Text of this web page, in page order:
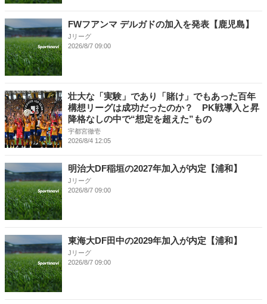
FWフアンマ デルガドの加入を発表【鹿児島】
Jリーグ
2026/8/7 09:00
壮大な「実験」であり「賭け」でもあった百年
構想リーグは成功だったのか？ PK戦導入と昇
降格なしの中で“想定を超えた”もの
宇都宮徹壱
2026/8/4 12:05
明治大DF稲垣の2027年加入が内定【浦和】
Jリーグ
2026/8/7 09:00
東海大DF田中の2029年加入が内定【浦和】
Jリーグ
2026/8/7 09:00